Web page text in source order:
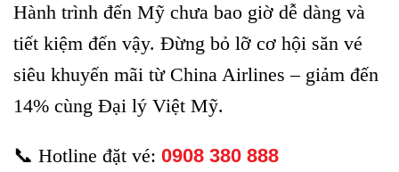
Hành trình đến Mỹ chưa bao giờ dễ dàng và
tiết kiệm đến vậy. Đừng bỏ lỡ cơ hội săn vé
siêu khuyến mãi từ China Airlines – giảm đến
14% cùng Đại lý Việt Mỹ.
📞 Hotline đặt vé: 0908 380 888